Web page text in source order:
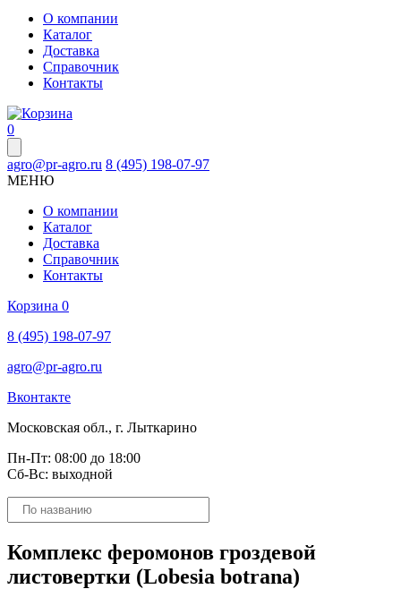
О компании
Каталог
Доставка
Справочник
Контакты
0
agro@pr-agro.ru 8 (495) 198-07-97
МЕНЮ
О компании
Каталог
Доставка
Справочник
Контакты
Корзина 0
8 (495) 198-07-97
agro@pr-agro.ru
Вконтакте
Московская обл., г. Лыткарино
Пн-Пт: 08:00 до 18:00
Сб-Вс: выходной
Поиск
товаров
Комплекс феромонов гроздевой
листовертки (Lobesia botrana)